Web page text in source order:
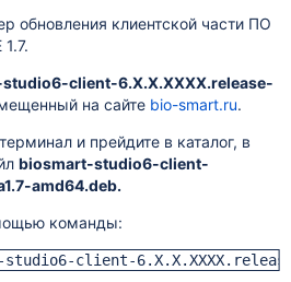
обновления клиентской части ПО
client-6.Х.Х.ХХХХ.release-
на сайте bio-smart.ru.
и прейдите в каталог, в
biosmart-studio6-client-
amd64.deb.
команды:
client-